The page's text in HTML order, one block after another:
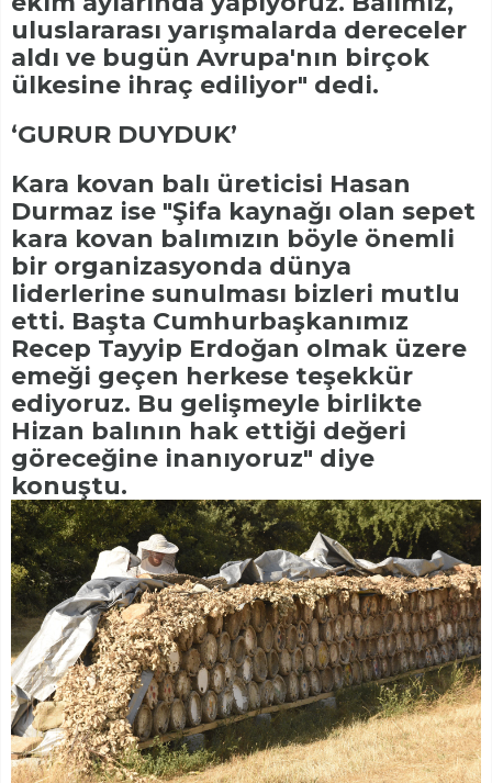
uluslararası yarışmalarda dereceler
aldı ve bugün Avrupa'nın birçok
ülkesine ihraç ediliyor" dedi.
‘GURUR DUYDUK’
Kara kovan balı üreticisi Hasan
Durmaz ise "Şifa kaynağı olan sepet
kara kovan balımızın böyle önemli
bir organizasyonda dünya
liderlerine sunulması bizleri mutlu
etti. Başta Cumhurbaşkanımız
Recep Tayyip Erdoğan olmak üzere
emeği geçen herkese teşekkür
ediyoruz. Bu gelişmeyle birlikte
Hizan balının hak ettiği değeri
göreceğine inanıyoruz" diye
konuştu.